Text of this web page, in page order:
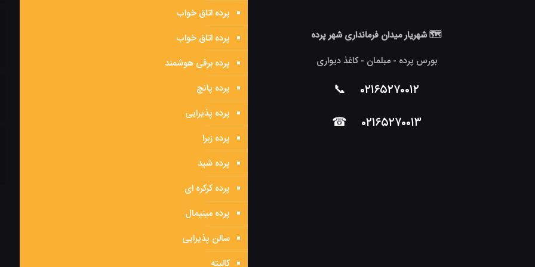
🗺 شهریار میدان فرمانداری شهر پرده
بورس پرده - مبلمان - کاغذ دیواری
۰۲۱۶۵۲۷۰۰۱۲ 📞
۰۲۱۶۵۲۷۰۰۱۳ ☎
پرده اتاق خواب
پرده اتاق خواب
پرده برقی هوشمند
پرده پانچ
پرده پذیرایی
پرده زبرا
پرده شید
پرده کرکره ای
پرده مینیمال
سالن پذیرایی
کالیته